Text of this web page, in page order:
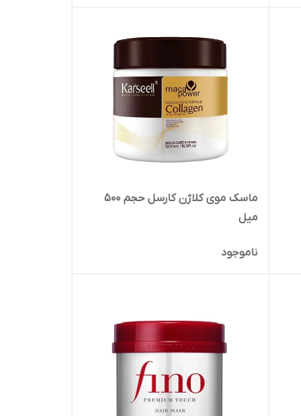
ماسک موی کلاژن کارسل حجم 500
میل
ناموجود